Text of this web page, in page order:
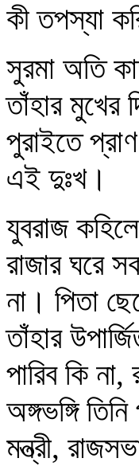
কী তপস্যা
সুরমা অতি
তাঁহার মুখের
পুরাইতে
এই দুঃখ।
যুবরাজ
রাজার ঘরে
না। পিতা
তাঁহার
পারিব কি
অঙ্গভঙ্গি
মন্ত্রী,